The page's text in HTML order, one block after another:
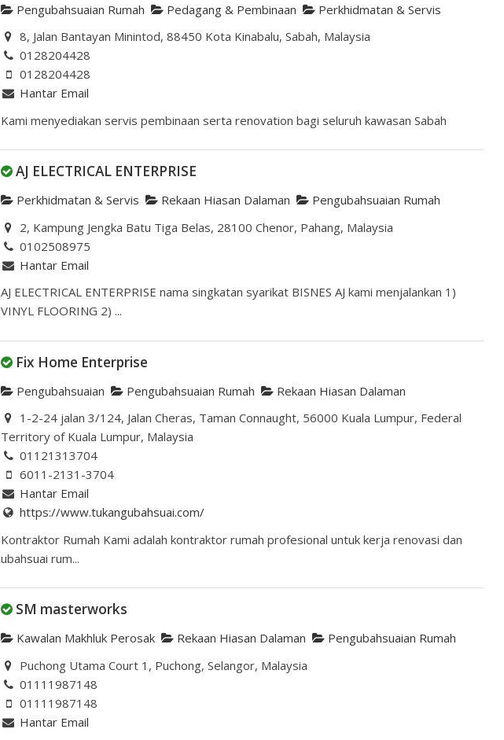
Pengubahsuaian Rumah Pedagang & Pembinaan
Perkhidmatan & Servis
8, Jalan Bantayan Minintod, 88450 Kota Kinabalu, Sabah, Malaysia
0128204428
0128204428
Hantar Email
Kami menyediakan servis pembinaan serta renovation bagi seluruh kawasan Sabah
AJ ELECTRICAL ENTERPRISE
Perkhidmatan & Servis Rekaan Hiasan Dalaman
Pengubahsuaian Rumah
2, Kampung Jengka Batu Tiga Belas, 28100 Chenor, Pahang, Malaysia
0102508975
Hantar Email
AJ ELECTRICAL ENTERPRISE nama singkatan syarikat BISNES AJ kami menjalankan 1)
VINYL FLOORING 2) ...
Fix Home Enterprise
Pengubahsuaian Pengubahsuaian Rumah
Rekaan Hiasan Dalaman
1-2-24 jalan 3/124, Jalan Cheras, Taman Connaught, 56000 Kuala Lumpur, Federal
Territory of Kuala Lumpur, Malaysia
01121313704
6011-2131-3704
Hantar Email
https://www.tukangubahsuai.com/
Kontraktor Rumah Kami adalah kontraktor rumah profesional untuk kerja renovasi dan
ubahsuai rum...
SM masterworks
Kawalan Makhluk Perosak Rekaan Hiasan Dalaman
Pengubahsuaian Rumah
Puchong Utama Court 1, Puchong, Selangor, Malaysia
01111987148
01111987148
Hantar Email